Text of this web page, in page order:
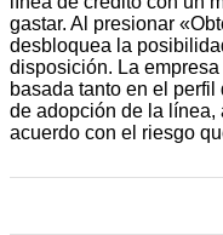
gastar. Al presionar
desbloquea la
disposición. La
basada tanto en el
de adopción de la línea,
acuerdo con el riesgo